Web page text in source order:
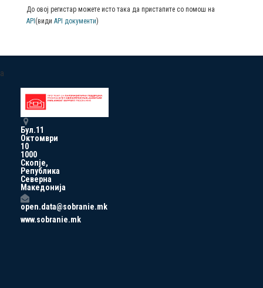
До овој регистар можете исто така да пристапите со помош на
API (види API документи)
a
Бул.11
Октомври
10
1000
Скопје,
Република
Северна
Македонија
open.data@sobranie.mk
www.sobranie.mk